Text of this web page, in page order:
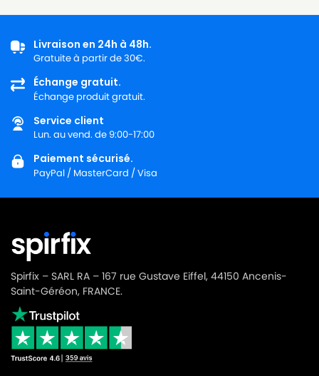
Livraison en 24h à 48h.
Gratuite à partir de 30€.
Échange gratuit.
Échange produit gratuit.
Service client
Lun. au vend. de 9:00-17:00
Paiement sécurisé.
PayPal / MasterCard / Visa
Spirfix – SARL RA – 167 rue Gustave Eiffel, 44150 Ancenis-
Saint-Géréon, FRANCE.